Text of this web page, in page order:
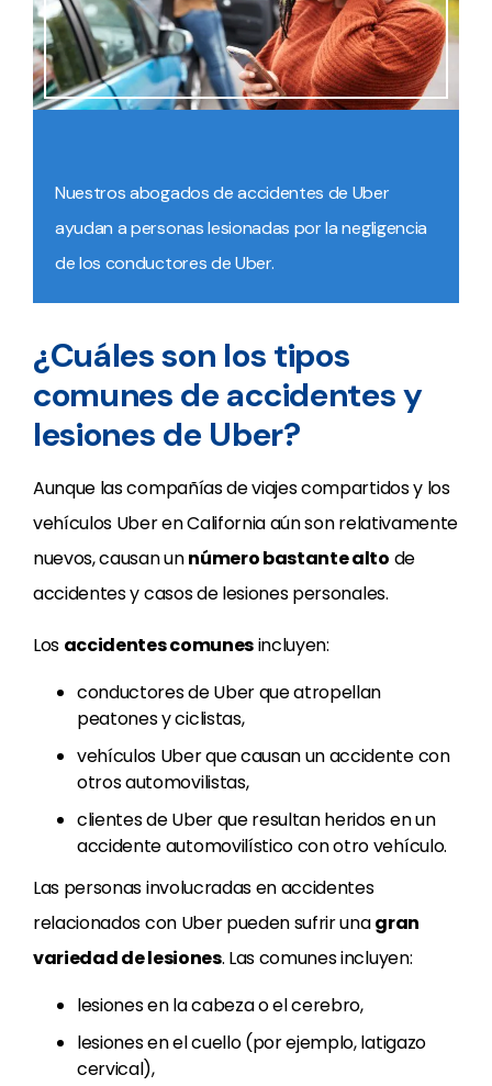
Nuestros abogados de accidentes de Uber
ayudan a personas lesionadas por la negligencia
de los conductores de Uber.
¿Cuáles son los tipos
comunes de accidentes y
lesiones de Uber?
Aunque las compañías de viajes compartidos y los
vehículos Uber en California aún son relativamente
nuevos, causan unnúmero bastante alto de
accidentes y casos de lesiones personales.
Los accidentes comunesincluyen:
conductores de Uber que atropellan
peatones y ciclistas,
vehículos Uber que causan un accidente con
otros automovilistas,
clientes de Uber que resultan heridos en un
accidente automovilístico con otro vehículo.
Las personas involucradas en accidentes
relacionados con Uber pueden sufrir unagran
variedad de lesiones. Las comunes incluyen:
lesiones en la cabeza o el cerebro,
lesiones en el cuello (por ejemplo, latigazo
cervical),